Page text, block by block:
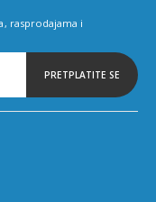
rasprodajama i
PRETPLATITE SE